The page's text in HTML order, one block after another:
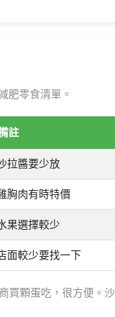
肥零食清單。
註
拉醬要少放
胸肉有時特價
果選擇較少
面較少要找一下
買顆蛋吃，很方便。沙